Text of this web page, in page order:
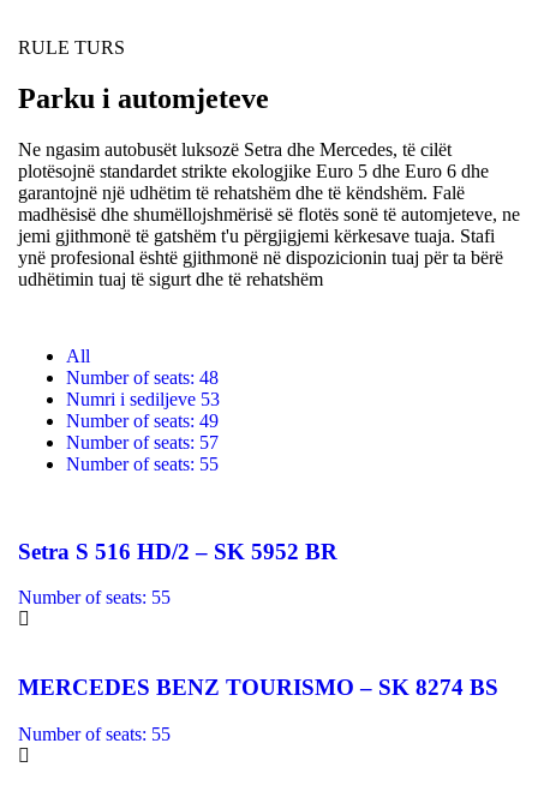
RULE TURS
Parku i automjeteve
Ne ngasim autobusët luksozë Setra dhe Mercedes, të cilët
plotësojnë standardet strikte ekologjike Euro 5 dhe Euro 6 dhe
garantojnë një udhëtim të rehatshëm dhe të këndshëm. Falë
madhësisë dhe shumëllojshmërisë së flotës sonë të automjeteve, ne
jemi gjithmonë të gatshëm t'u përgjigjemi kërkesave tuaja. Stafi
ynë profesional është gjithmonë në dispozicionin tuaj për ta bërë
udhëtimin tuaj të sigurt dhe të rehatshëm
All
Number of seats: 48
Numri i sediljeve 53
Number of seats: 49
Number of seats: 57
Number of seats: 55
Setra S 516 HD/2 – SK 5952 BR
Number of seats: 55
MERCEDES BENZ TOURISMO – SK 8274 BS
Number of seats: 55